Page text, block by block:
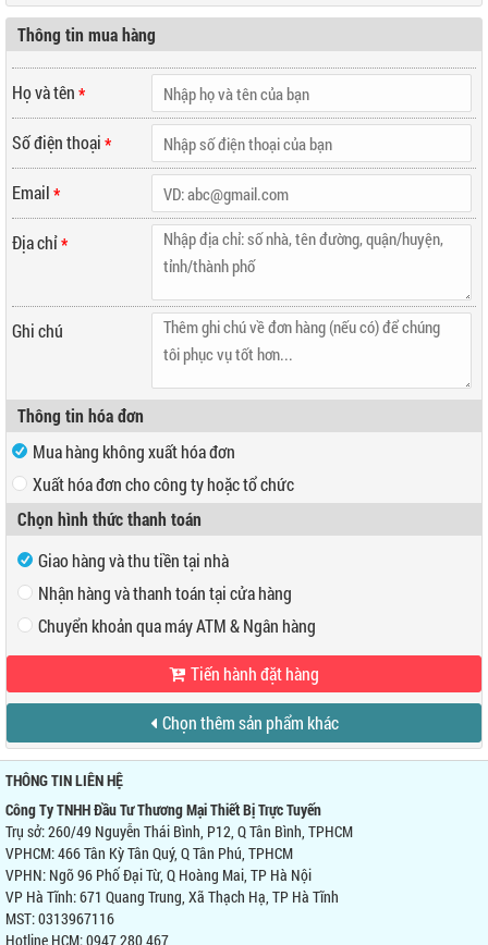
Thông tin mua hàng
Họ và tên*
Số điện thoại*
Email*
Địa chỉ*
Ghi chú
Thông tin hóa đơn
Mua hàng không xuất hóa đơn
Xuất hóa đơn cho công ty hoặc tổ chức
Mã số thuế
Tên công ty
Địa chỉ
Chọn hình thức thanh toán
Giao hàng và thu tiền tại nhà
Nhận hàng và thanh toán tại cửa hàng
Địa chỉ:466 Tân Kỳ Tân Quý, Q Tân Phú, TPHCM
0947 280 467
VP Hà Nội:
Địa chỉ:
Ngõ 96 Phố Đại Từ, Q Hoàng Mai, TP Hà Nội
Điện thoại:
Chuyển khoản qua máy ATM & Ngân hàng
Ngân hàng Ngoại thương Việt Nam
Chi nhánh:Chi nhánh Hùng Vương
Chủ TK:Công ty TNHH Đầu Tư TM Thiết Bị
Trực Tuyến
Ngân hàng Ngoại thương Việt Nam
Chi nhánh:Chi nhánh Hùng Vương
Chủ TK: Võ Tá Tông
Số TK:0421000489936
Tiến hành đặt hàng
Chọn thêm sản phẩm khác
THÔNG TIN LIÊN HỆ
Công Ty TNHH Đầu Tư Thương Mại Thiết Bị Trực Tuyến
Trụ sở: 260/49 Nguyễn Thái Bình, P12, Q Tân Bình, TPHCM
VPHCM: 466 Tân Kỳ Tân Quý, Q Tân Phú, TPHCM
VPHN: Ngõ 96 Phố Đại Từ, Q Hoàng Mai, TP Hà Nội
VP Hà Tĩnh: 671 Quang Trung, Xã Thạch Hạ, TP Hà Tĩnh
MST: 0313967116
Hotline HCM: 0947 280 467